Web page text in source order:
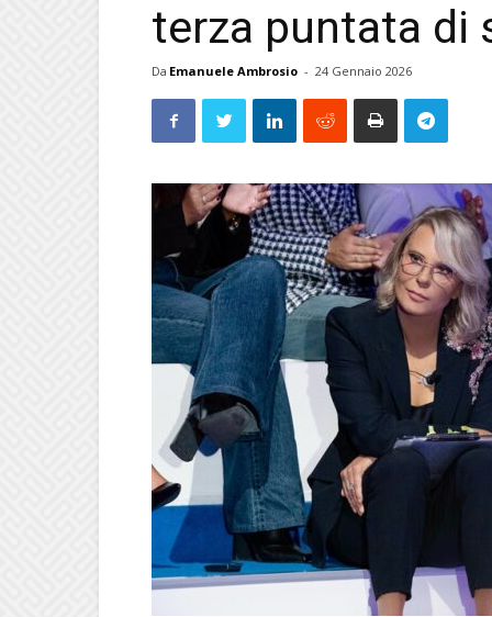
terza puntata di
Da Emanuele Ambrosio - 24 Gennaio 2026